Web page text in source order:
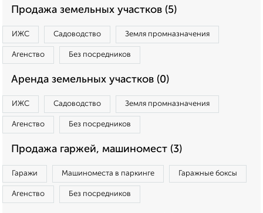
Продажа земельных участков (5)
ИЖС Садоводство Земля промназначения
Агенство Без посредников
Аренда земельных участков (0)
ИЖС Садоводство Земля промназначения
Агенство Без посредников
Продажа гаржей, машиномест (3)
Гаражи Машиноместа в паркинге Гаражные боксы
Агенство Без посредников